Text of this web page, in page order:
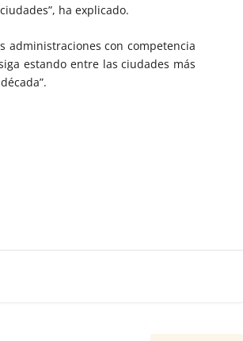
ha explicado.
administraciones con competencia
estando entre las ciudades más